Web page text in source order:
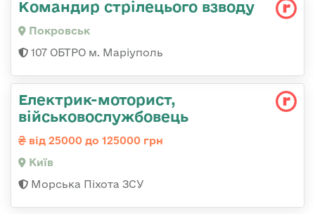
Командир стрілецього взводу
Покровськ
107 ОБТРО м. Маріуполь
Електрик-моторист,
військовослужбовець
від 25000 до 125000 грн
Київ
Морська Піхота ЗСУ